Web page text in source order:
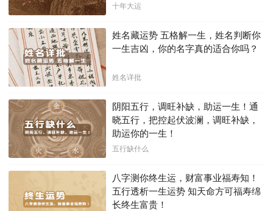
十年大运
姓名藏运势 五格解一生，姓名判断你
一生吉凶，你的名字真的适合你吗？
姓名详批
阴阳五行，调旺补缺，助运一生！通
晓五行，把控起伏波澜，调旺补缺，
助运你的一生！
五行缺什么
八字测你终生运，财富事业福寿知！
五行透析一生运势 知天命方可福寿绵
长终生富贵！